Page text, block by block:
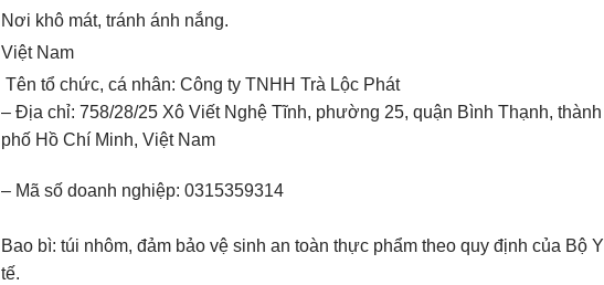
Nơi khô mát, tránh ánh nắng.
Việt Nam
Tên tổ chức, cá nhân: Công ty TNHH Trà Lộc Phát
– Địa chỉ: 758/28/25 Xô Viết Nghệ Tĩnh, phường 25, quận Bình Thạnh, thành
phố Hồ Chí Minh, Việt Nam
– Mã số doanh nghiệp: 0315359314
Bao bì: túi nhôm, đảm bảo vệ sinh an toàn thực phẩm theo quy định của Bộ Y
tế.